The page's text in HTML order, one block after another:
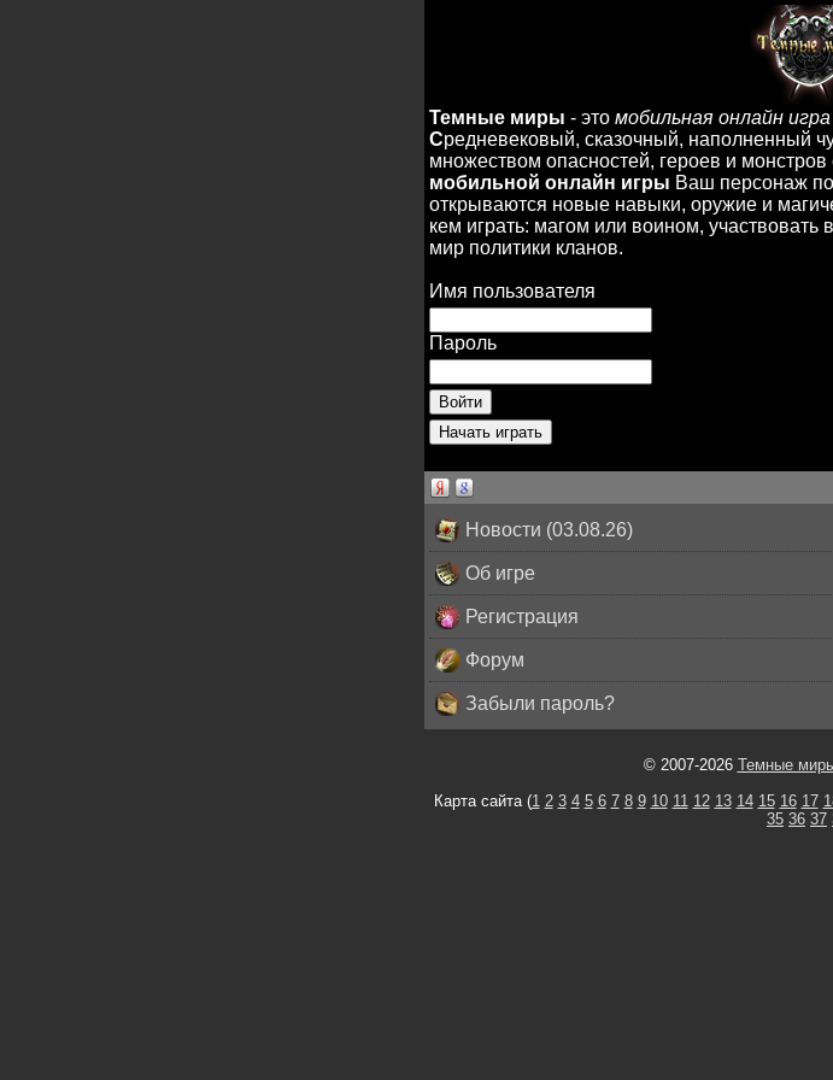
Темные миры - это мобильная онлайн игра
Средневековый, сказочный, наполненный
множеством опасностей, героев и
мобильной онлайн игры Ваш персонаж
открываются новые навыки, оружие и
кем играть: магом или воином, участвовать
мир политики кланов.
Имя пользователя
Пароль
Новости (03.08.26)
Об игре
Регистрация
Форум
Забыли пароль?
© 2007-2026 Темные
Карта сайта (1 2 3 4 5 6 7 8 9 10 11 12 13 14 15 16 17
35 36 37